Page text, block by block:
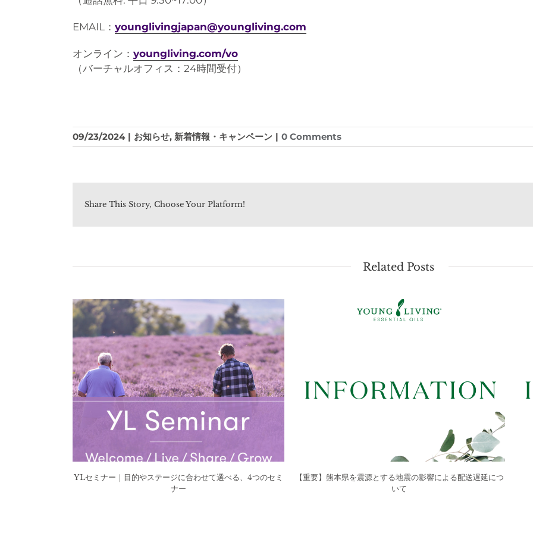
EMAIL： younglivingjapan@youngliving.com
オンライン： youngliving.com/vo
（バーチャルオフィス：24時間受付）
09/23/2024 | お知らせ, 新着情報・キャンペーン | 0 Comments
Share This Story, Choose Your Platform!
Related Posts
YLセミナー｜目的やステージに合わせて選べる、4つのセミ
ナー
【重要】熊本県を震源とする地震の影響による配送遅延につ
いて